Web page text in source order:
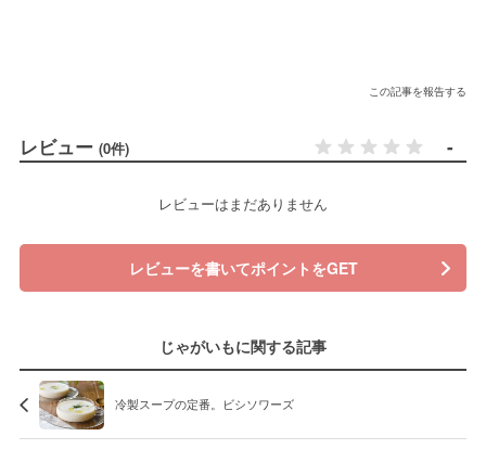
この記事を報告する
レビュー (0件) -
レビューはまだありません
レビューを書いてポイントをGET
じゃがいもに関する記事
冷製スープの定番。ビシソワーズ